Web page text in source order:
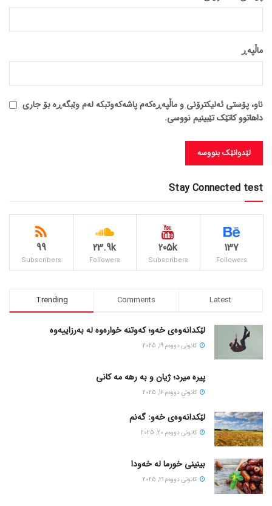
ماڵپه‌ڕ
ناو، پۆستی ئەلیکترۆنی و ماڵپەڕەکەم پاشەکەوتبکە لەم وێبگەڕە بۆ جاری
داهاتوو کاتێک تێبینیم نووسی.
Stay Connected test
137
Followers
205k
Subscribers
23.9k
Followers
99
Subscribers
Trending Comments Latest
لێکدانەوەی خەو؛ کەوتنە خوارەوە لە بەرزاییەوە
كانونی دووه‌م 19, 2025
پیره میرد؛ ژیان و به رهه مه کانی
كانونی دووه‌م 16, 2025
لێکدانەوەی خەو: گەنم
كانونی دووه‌م 20, 2025
بینینی خورما لە خەودا
كانونی دووه‌م 21, 2025